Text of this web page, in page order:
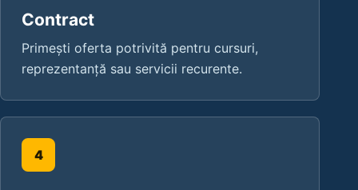
Contract
Primești oferta potrivită pentru cursuri,
reprezentanță sau servicii recurente.